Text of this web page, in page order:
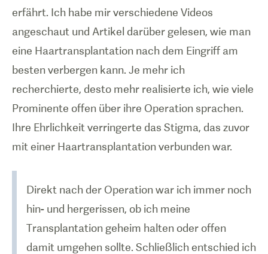
erfährt. Ich habe mir verschiedene Videos
angeschaut und Artikel darüber gelesen, wie man
eine Haartransplantation nach dem Eingriff am
besten verbergen kann. Je mehr ich
recherchierte, desto mehr realisierte ich, wie viele
Prominente offen über ihre Operation sprachen.
Ihre Ehrlichkeit verringerte das Stigma, das zuvor
mit einer Haartransplantation verbunden war.
Direkt nach der Operation war ich immer noch
hin- und hergerissen, ob ich meine
Transplantation geheim halten oder offen
damit umgehen sollte. Schließlich entschied ich